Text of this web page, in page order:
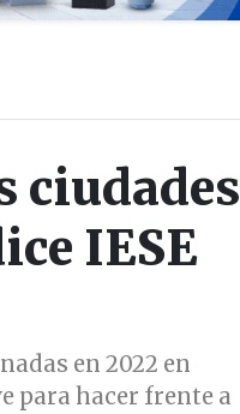
ciudades
IESE
en 2022 en
para hacer frente a